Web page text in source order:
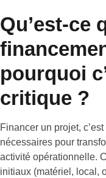
Qu’est-ce
pourquoi
critique ?
Financer un projet,
nécessaires pour
activité opérationnelle.
initiaux (matériel, local,